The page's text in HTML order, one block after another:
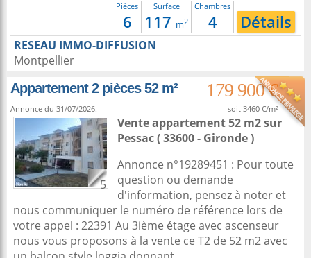
Pièces
6
Surface
117 m2
Chambres
4 Détails
RESEAU IMMO-DIFFUSION
Montpellier
Appartement 2 pièces 52 m²
179 900 €
Annonce du 31/07/2026. soit 3460 €/m²
5
Vente appartement 52 m2sur
Pessac( 33600 - Gironde )
Annonce n°19289451 : Pour toute
question ou demande
d'information, pensez à noter et
nous communiquer le numéro de référence lors de
votre appel : 22391 Au 3ième étage avec ascenseur
nous vous proposons à la vente ce T2 de 52 m2 avec